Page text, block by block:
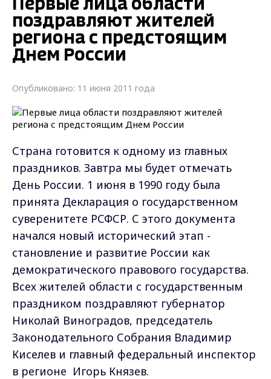
Первые лица области
поздравляют жителей
региона с предстоящим
Днем России
Опубликовано: 11 июня 2011 года
Страна готовится к одному из главных
праздников. Завтра мы будет отмечать
День России. 1 июня в 1990 году была
принята Декларация о государственном
суверенитете РСФСР. С этого документа
начался новый исторический этап -
становление и развитие России как
демократического правового государства.
Всех жителей области с государственным
праздником поздравляют губернатор
Николай Виноградов, председатель
Законодательного Собрания Владимир
Киселев и главный федеральный инспектор
в регионе Игорь Князев.